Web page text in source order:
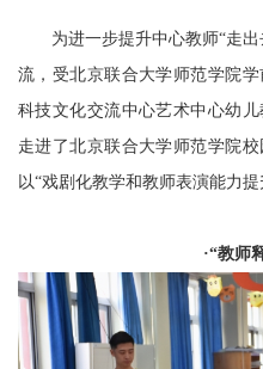
为进一步提升中心教师“走
流，受北京联合大学师范学院
科技文化交流中心艺术中心幼
走进了北京联合大学师范学院
以“戏剧化教学和教师表演能力
·“教师